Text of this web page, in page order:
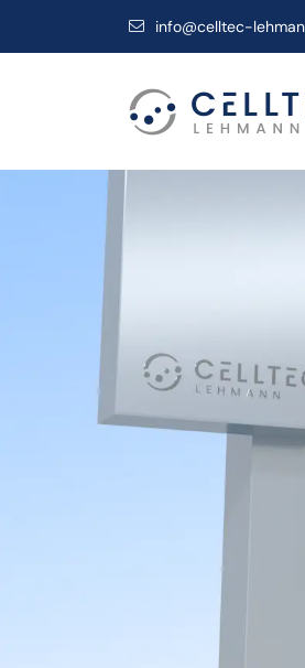
info@celltec-